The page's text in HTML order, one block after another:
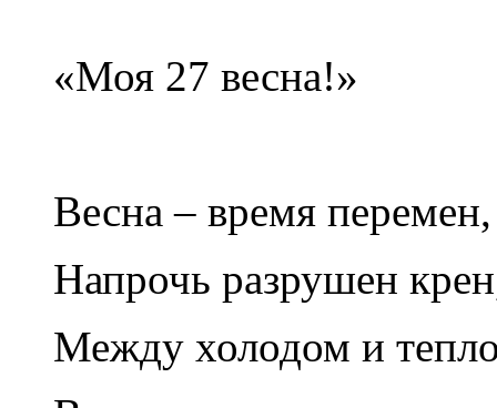
«Моя 27 весна!»
Весна – время перемен,
Напрочь разрушен
Между холодом и